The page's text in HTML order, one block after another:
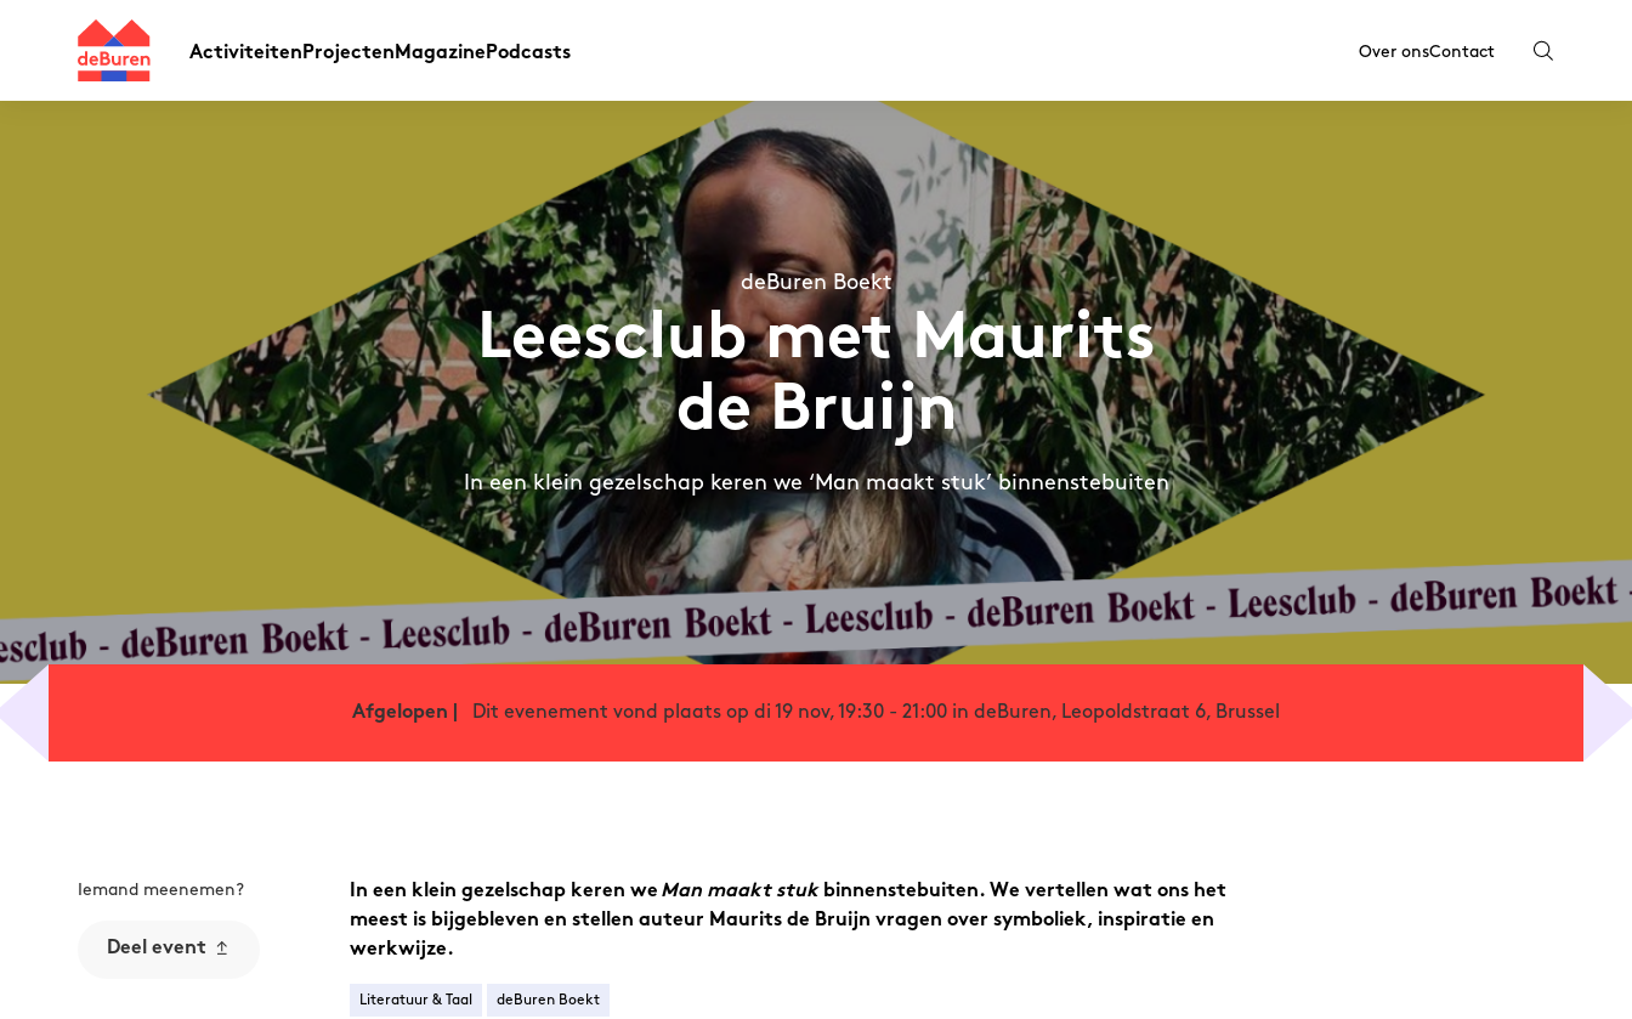
ActiviteitenProjectenMagazinePodcasts Over onsContact
deBuren Boekt
Leesclub met Maurits
de Bruijn
In een klein gezelschap keren we ‘Man maakt stuk’ binnenstebuiten
Afgelopen | Dit evenement vond plaats op di 19 nov, 19:30 - 21:00 in deBuren, Leopoldstraat 6, Brussel
Iemand meenemen?
Deel event
In een klein gezelschap keren we Man maakt stuk binnenstebuiten. We vertellen wat ons het
meest is bijgebleven en stellen auteur Maurits de Bruijn vragen over symboliek, inspiratie en
werkwijze.
Literatuur & Taal deBuren Boekt